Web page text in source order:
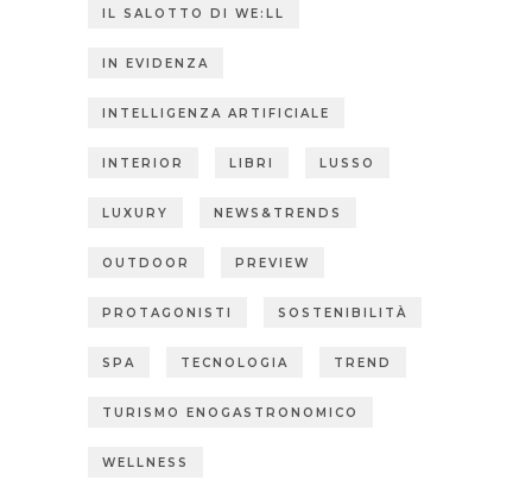
IL SALOTTO DI WE:LL
IN EVIDENZA
INTELLIGENZA ARTIFICIALE
INTERIOR LIBRI LUSSO
LUXURY NEWS&TRENDS
OUTDOOR PREVIEW
PROTAGONISTI SOSTENIBILITÀ
SPA TECNOLOGIA TREND
TURISMO ENOGASTRONOMICO
WELLNESS